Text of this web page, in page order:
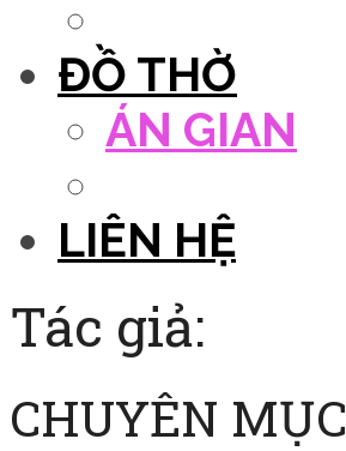
ĐỒ THỜ
ÁN GIAN
LIÊN HỆ
Tác giả:
CHUYÊN MỤC